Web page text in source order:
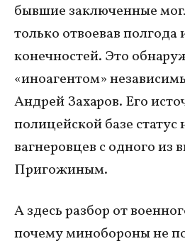
бывшие заключенные
только отвоевав
конечностей. Это
«иноагентом»
Андрей Захаров. Его
полицейской базе статус
вагнеровцев с одного из
Пригожиным.
А здесь разбор от
почему минобороны не